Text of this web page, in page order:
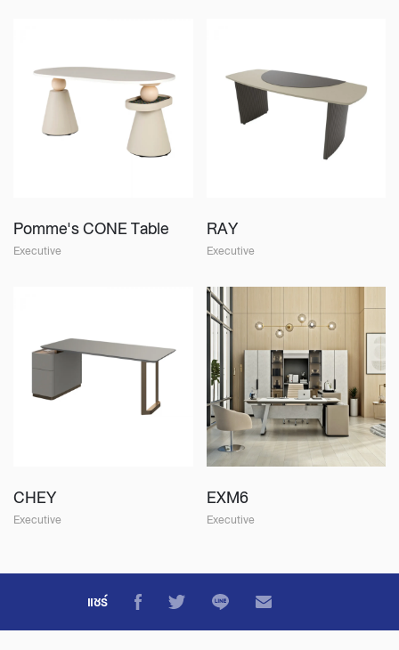
Pomme's CONE Table
Executive
RAY
Executive
CHEY
Executive
EXM6
Executive
แชร์